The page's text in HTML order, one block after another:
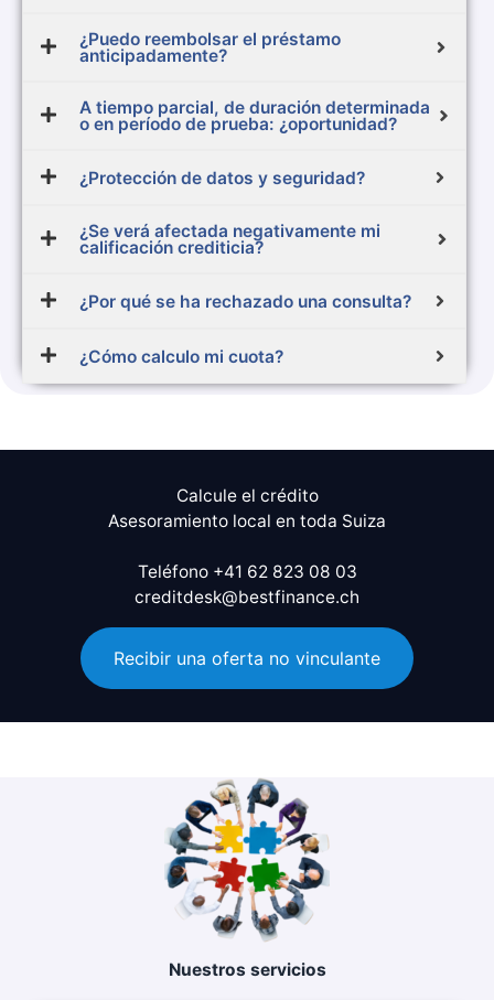
¿Puedo reembolsar el préstamo
anticipadamente?
A tiempo parcial, de duración determinada
o en período de prueba: ¿oportunidad?
¿Protección de datos y seguridad?
¿Se verá afectada negativamente mi
calificación crediticia?
¿Por qué se ha rechazado una consulta?
¿Cómo calculo mi cuota?
Calcule el crédito
Asesoramiento local en toda Suiza
Teléfono +41 62 823 08 03
creditdesk@bestfinance.ch
Recibir una oferta no vinculante
Nuestros servicios